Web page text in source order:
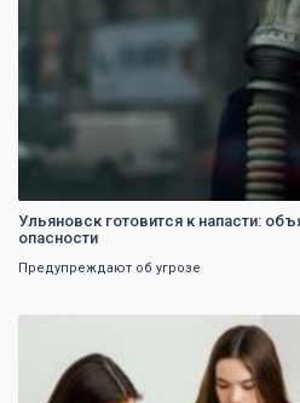
Ульяновск готовится к напасти:
опасности
Предупреждают об угрозе